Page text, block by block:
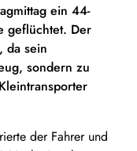
ein 44-
geflüchtet. Der
da sein
sondern zu
der Fahrer und